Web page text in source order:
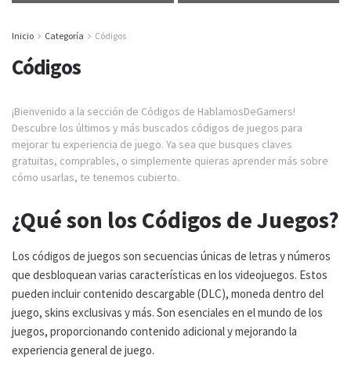
Inicio Categoría Códigos
Códigos
¡Bienvenido a la sección de Códigos de HablamosDeGamers!
Descubre los últimos y más buscados códigos de juegos para
mejorar tu experiencia de juego. Ya sea que busques claves
gratuitas, comprables, o simplemente quieras aprender más sobre
cómo usarlas, te tenemos cubierto.
¿Qué son los Códigos de Juegos?
Los códigos de juegos son secuencias únicas de letras y números
que desbloquean varias características en los videojuegos. Estos
pueden incluir contenido descargable (DLC), moneda dentro del
juego, skins exclusivas y más. Son esenciales en el mundo de los
juegos, proporcionando contenido adicional y mejorando la
experiencia general de juego.